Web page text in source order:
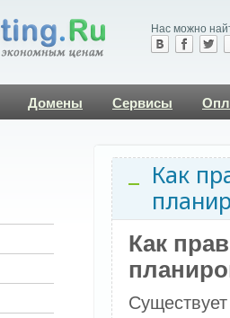
Нас можно
Домены Сервисы
Как
Как